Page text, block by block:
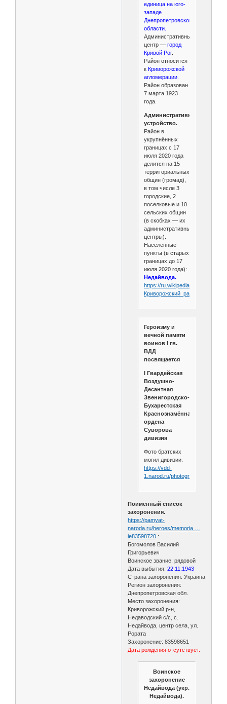
единица на юго-
западе
Днепропетровской
области.
Административный
центр — город
Кривой Рог.
Район относится
к Криворожской
агломерации.
Район образован
7 марта 1923
года.
Административное
устройство.
Район в
укрупнённых
границах с 17
июля 2020 года
делится на 15
территориальных
общин (громад),
в том числе 3
городские, 2
поселковые и 10
сельских общин
(в скобках — их
административные
центры).
Населённые
пункты (в старых
границах до 17
июля 2020 года):
Недайвода.
https://ru.wikipedia.org/wiki/
Криворожский_район
Героизму и
вечной памяти
воинов I гв.
ВДД
посвящается
I Гвардейская
Воздушно-
Десантная
Звенигородско-
Бухарестская
Краснознамённая
ордена
Суворова
дивизия
Фото братских
могил дивизии.
https://vdd-
1.narod.ru/photograves.html
Поименный список
захоронения.
https://pamyat-
naroda.ru/heroes/memoria …
ie83598720 :
Богомолов Василий
Григорьевич
Воинское звание: рядовой
Дата выбытия:22.11.1943
Страна захоронения: Украина
Регион захоронения:
Днепропетровская обл.
Место захоронения:
Криворожский р-н,
Недаводский с/с, с.
Недайвода, центр села, ул.
Рората
Захоронение: 83598651
Дата рождения отсутствует.
Воинское
захоронение
Недайвода (укр.
Недайвода).